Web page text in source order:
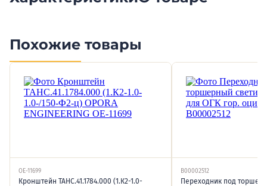
Похожие товары
OE-11699
Кронштейн ТАНС.41.1784.000 (1.К2-1.0-
В00002512
Переходник под